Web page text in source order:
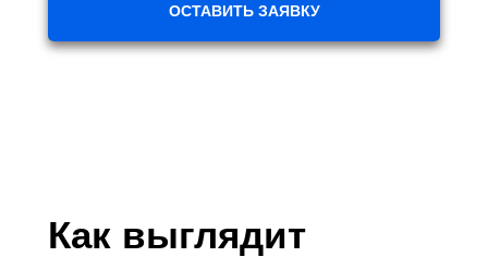
ОСТАВИТЬ ЗАЯВКУ
Как выглядит